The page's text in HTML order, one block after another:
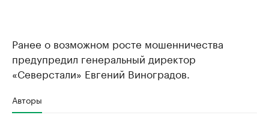
Ранее о возможном росте мошенничества
предупредил генеральный директор
«Северстали» Евгений Виноградов.
Авторы